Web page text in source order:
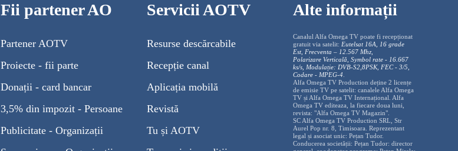
Fii partener AO
Partener AOTV
Proiecte - fii parte
Donații - card bancar
3,5% din impozit - Persoane
Publicitate - Organizații
Servicii AOTV
Resurse descărcabile
Recepție canal
Aplicația mobilă
Revistă
Tu și AOTV
Alte informații
Canalul Alfa Omega TV poate fi recepționat
gratuit via satelit: Eutelsat 16A, 16 grade
Est, Frecventa – 12.567 Mhz,
Polarizare Verticală, Symbol rate - 16.667
ks/s, Modulație: DVB-S2,8PSK, FEC - 3/5,
Codare - MPEG-4
Alfa Omega TV Production deține 2 licențe
de emisie TV pe satelit: canalele Alfa Omega
TV și Alfa Omega TV Internațional. Alfa
Omega TV editeaza, la fiecare doua luni,
revista: "Alfa Omega TV Magazin".
SC Alfa Omega TV Production SRL, Str
Aurel Pop nr. 8, Timisoara. Reprezentant
legal și asociat unic: Pețan Tudor.
Conducerea societății: Pețan Tudor: director